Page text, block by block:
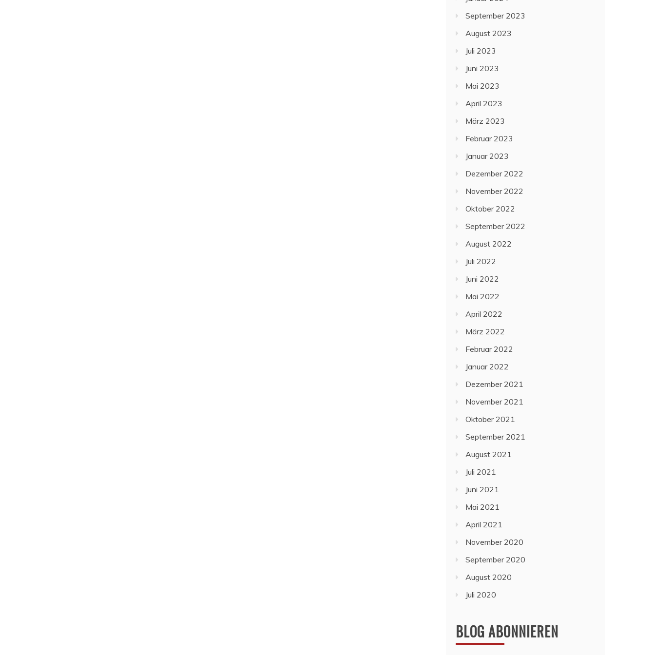
September 2023
August 2023
Juli 2023
Juni 2023
Mai 2023
April 2023
März 2023
Februar 2023
Januar 2023
Dezember 2022
November 2022
Oktober 2022
September 2022
August 2022
Juli 2022
Juni 2022
Mai 2022
April 2022
März 2022
Februar 2022
Januar 2022
Dezember 2021
November 2021
Oktober 2021
September 2021
August 2021
Juli 2021
Juni 2021
Mai 2021
April 2021
November 2020
September 2020
August 2020
Juli 2020
BLOG ABONNIEREN